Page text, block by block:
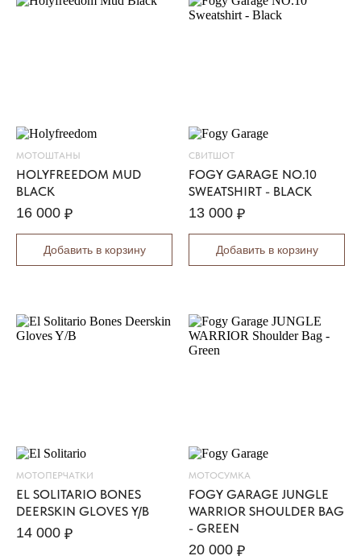
МОТОШТАНЫ
HOLYFREEDOM MUD
BLACK
16 000 ₽
Добавить в корзину
СВИТШОТ
FOGY GARAGE NO.10
SWEATSHIRT - BLACK
13 000 ₽
Добавить в корзину
МОТОПЕРЧАТКИ
EL SOLITARIO BONES
DEERSKIN GLOVES Y/B
14 000 ₽
МОТОСУМКА
FOGY GARAGE JUNGLE
WARRIOR SHOULDER BAG
- GREEN
20 000 ₽
O
L
I
T
R
I
B
B
E
T
X
P
E
R
У